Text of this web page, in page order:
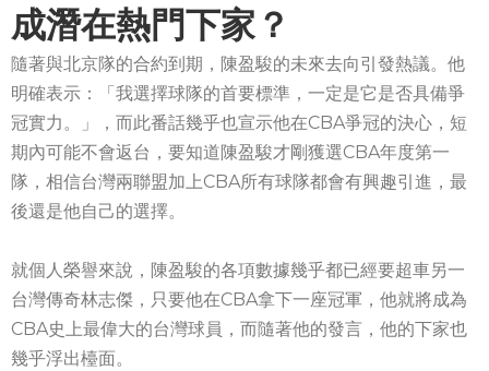
成潛在熱門下家？
隨著與北京隊的合約到期，陳盈駿的未來去向引發熱議。他
明確表示：「我選擇球隊的首要標準，一定是它是否具備爭
冠實力。」，而此番話幾乎也宣示他在CBA爭冠的決心，短
期內可能不會返台，要知道陳盈駿才剛獲選CBA年度第一
隊，相信台灣兩聯盟加上CBA所有球隊都會有興趣引進，最
後還是他自己的選擇。
就個人榮譽來說，陳盈駿的各項數據幾乎都已經要超車另一
台灣傳奇林志傑，只要他在CBA拿下一座冠軍，他就將成為
CBA史上最偉大的台灣球員，而隨著他的發言，他的下家也
幾乎浮出檯面。